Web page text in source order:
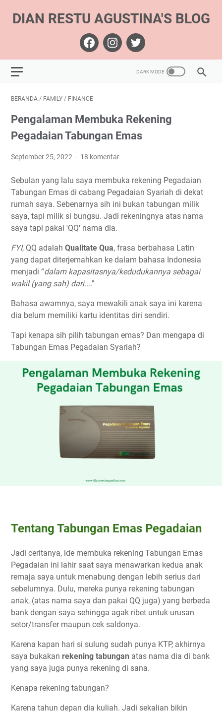
DIAN RESTU AGUSTINA'S BLOG
BERANDA / FAMILY / FINANCE
Pengalaman Membuka Rekening
Pegadaian Tabungan Emas
September 25, 2022 18 komentar
Sebulan yang lalu saya membuka rekening Pegadaian
Tabungan Emas di cabang Pegadaian Syariah di dekat
rumah saya. Sebenarnya sih ini bukan tabungan milik
saya, tapi milik si bungsu. Jadi rekeningnya atas nama
saya tapi pakai 'QQ' nama dia.
FYI, QQ adalah Qualitate Qua, frasa berbahasa Latin
yang dapat diterjemahkan ke dalam bahasa Indonesia
menjadi “dalam kapasitasnya/kedudukannya sebagai
wakil (yang sah) dari...."
Bahasa awamnya, saya mewakili anak saya ini karena
dia belum memiliki kartu identitas diri sendiri.
Tapi kenapa sih pilih tabungan emas? Dan mengapa di
Tabungan Emas Pegadaian Syariah?
Tentang Tabungan Emas Pegadaian
Jadi ceritanya, ide membuka rekening Tabungan Emas
Pegadaian ini lahir saat saya menawarkan kedua anak
remaja saya untuk menabung dengan lebih serius dari
sebelumnya. Dulu, mereka punya rekening tabungan
anak, (atas nama saya dan pakai QQ juga) yang berbeda
bank dengan saya sehingga agak ribet untuk urusan
setor/transfer maupun cek saldonya.
Karena kapan hari si sulung sudah punya KTP, akhirnya
saya bukakan rekening tabungan atas nama dia di bank
yang saya juga punya rekening di sana.
Kenapa rekening tabungan?
Karena tahun depan dia kuliah. Jadi sekalian bikin